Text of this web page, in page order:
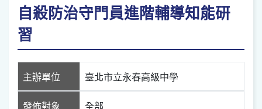
自殺防治守門員進階輔導知能研
習
主辦單位 臺北市立永春高級中學
發佈對象 全部